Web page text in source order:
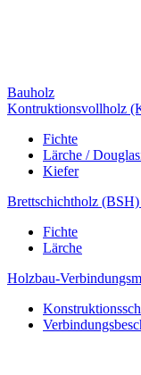
Bauholz
Kontruktionsvollholz
Fichte
Lärche /
Kiefer
Brettschichtholz
Fichte
Lärche
Holzbau-